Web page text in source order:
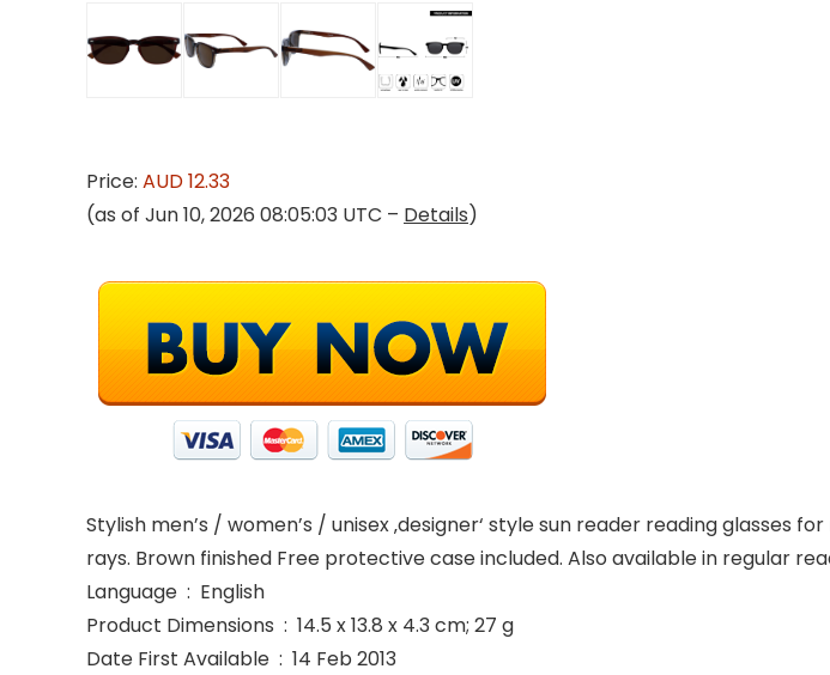
Price: AUD 12.33
(as of Jun 10, 2026 08:05:03 UTC – Details)
Stylish men’s / women’s / unisex ‚designer‘ style sun reader reading glasses
rays. Brown finished Free protective case included. Also available in regular
Language ‏ : ‎ English
Product Dimensions ‏ : ‎ 14.5 x 13.8 x 4.3 cm; 27 g
Date First Available ‏ : ‎ 14 Feb 2013